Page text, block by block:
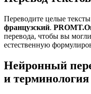
Переводите целые
французский.
перевода, чтобы вы
естественную
Нейронный
и терминология